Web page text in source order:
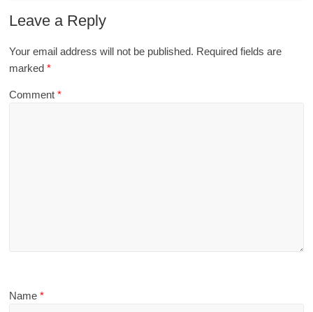
Leave a Reply
Your email address will not be published. Required fields are
marked*
Comment*
Name*